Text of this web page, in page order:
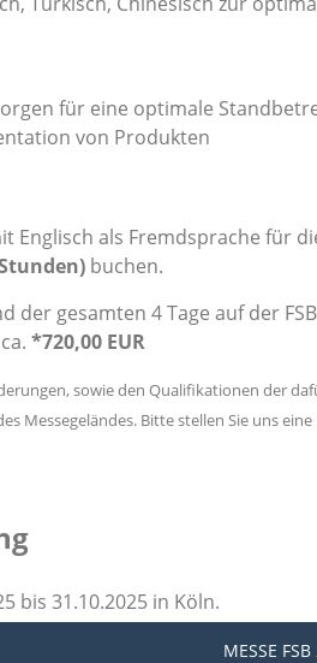
für eine optimale
von Produkten
Englisch als Fremdsprache für
buchen.
der gesamten 4 Tage auf der
*720,00 EUR
sowie den Qualifikationen der
Messegeländes. Bitte stellen Sie uns eine
bis 31.10.2025 in Köln.
MESSE